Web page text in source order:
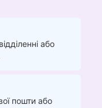
або
пошти або